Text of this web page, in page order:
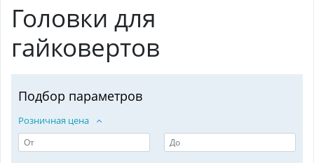
Головки для
гайковертов
Подбор параметров
Розничная цена